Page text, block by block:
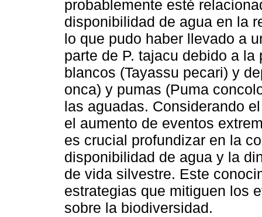
probablemente esté
disponibilidad de agua en la
lo que pudo haber llevado a
parte de P. tajacu debido a
blancos (Tayassu pecari) y
onca) y pumas (Puma
las aguadas. Considerando
el aumento de eventos
es crucial profundizar en la
disponibilidad de agua y la
de vida silvestre. Este
estrategias que mitiguen los
sobre la biodiversidad.